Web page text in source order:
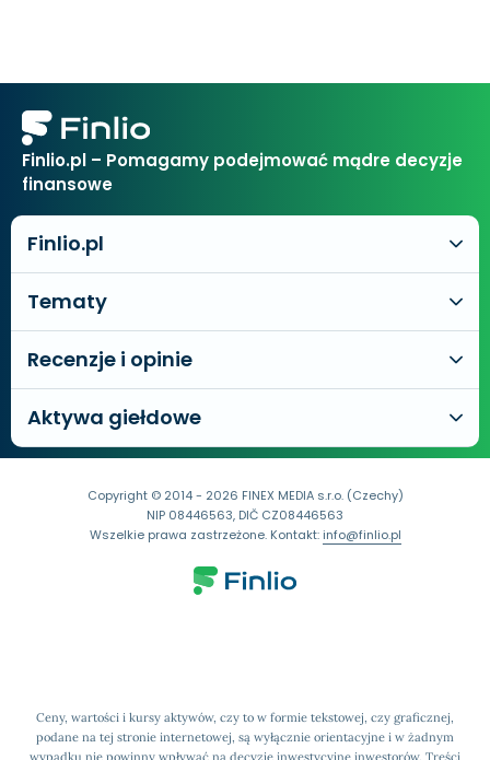
Finlio.pl – Pomagamy podejmować mądre decyzje
finansowe
Finlio.pl
Tematy
Recenzje i opinie
Aktywa giełdowe
Ceny, wartości i kursy aktywów, czy to w formie tekstowej, czy graficznej,
podane na tej stronie internetowej, są wyłącznie orientacyjne i w żadnym
Copyright © 2014 - 2026 FINEX MEDIA s.r.o. (Czechy)
NIP 08446563, DIČ CZ08446563
Wszelkie prawa zastrzeżone. Kontakt:info@finlio.pl